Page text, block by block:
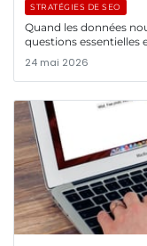
STRATÉGIES DE SEO
Quand les données
questions essentielles
24 mai 2026